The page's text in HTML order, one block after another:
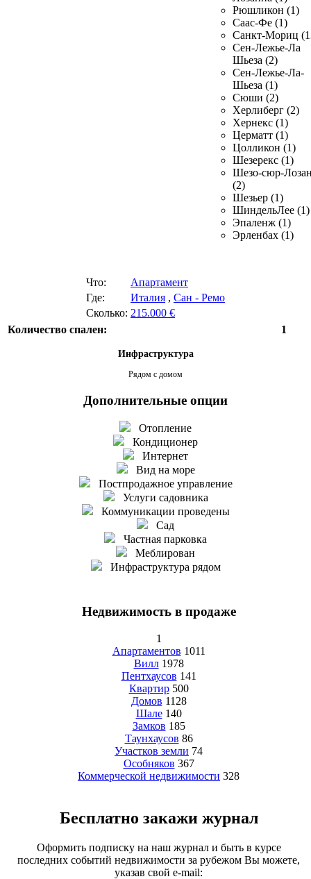
Рюшликон (1)
Саас-Фе (1)
Санкт-Мориц
Сен-Лежье-Ла
Шьеза (2)
Сен-Лежье-Ла-
Шьеза (1)
Сюши (2)
Херлиберг (2)
Хернекс (1)
Церматт (1)
Цолликон (1)
Шезерекс (1)
Шезо-сюр-
(2)
Шезьер (1)
ШиндельЛее (1)
Эпаленж (1)
Эрленбах (1)
Что:
Апартамент
Где:
Италия , Сан - Ремо
Сколько: 215.000 €
Количество спален:
1
Инфраструктура
Рядом с домом
Дополнительные опции
Отопление
Кондиционер
Интернет
Вид на море
Постпродажное управление
Услуги садовника
Коммуникации проведены
Сад
Частная парковка
Меблирован
Инфраструктура рядом
Недвижимость в продаже
1
Апартаментов 1011
Вилл 1978
Пентхаусов 141
Квартир 500
Домов 1128
Шале 140
Замков 185
Таунхаусов 86
Участков земли 74
Особняков 367
Коммерческой недвижимости 328
Бесплатно закажи журнал
Оформить подписку на наш журнал и быть в курсе
последних событий недвижимости за рубежом Вы можете,
указав свой e-mail: